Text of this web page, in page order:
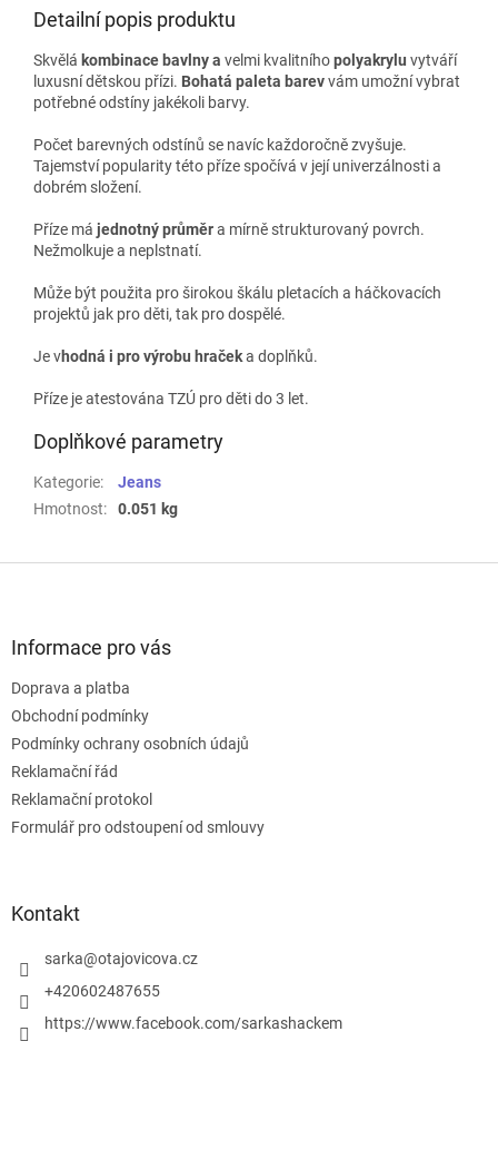
Detailní popis produktu
Skvělá kombinace bavlny a velmi kvalitníhopolyakrylu vytváří
luxusní dětskou přízi. Bohatá paleta barevvám umožní vybrat
potřebné odstíny jakékoli barvy.
Počet barevných odstínů se navíc každoročně zvyšuje.
Tajemství popularity této příze spočívá v její univerzálnosti a
dobrém složení.
Příze má jednotný průměra mírně strukturovaný povrch.
Nežmolkuje a neplstnatí.
Může být použita pro širokou škálu pletacích a háčkovacích
projektů jak pro děti, tak pro dospělé.
Je vhodná i pro výrobu hračeka doplňků.
Příze je atestována TZÚ pro děti do 3 let.
Doplňkové parametry
Kategorie:
Jeans
Hmotnost: 0.051 kg
Informace pro vás
Doprava a platba
Obchodní podmínky
Podmínky ochrany osobních údajů
Reklamační řád
Reklamační protokol
Formulář pro odstoupení od smlouvy
Kontakt
sarka@otajovicova.cz
+420602487655
https://www.facebook.com/sarkashackem